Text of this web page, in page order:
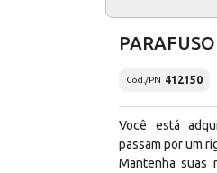
Cód./PN 412150
Você está
passam por um
Mantenha suas